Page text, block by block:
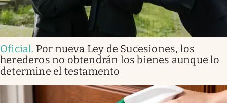
Oficial. Por nueva Ley de Sucesiones, los
herederos no obtendrán los bienes aunque lo
determine el testamento